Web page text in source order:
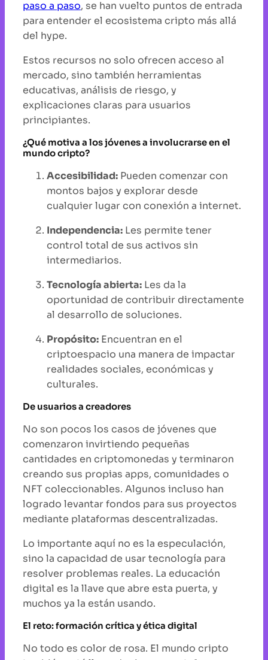
paso a paso, se han vuelto puntos de entrada
para entender el ecosistema cripto más allá
del hype.
Estos recursos no solo ofrecen acceso al
mercado, sino también herramientas
educativas, análisis de riesgo, y
explicaciones claras para usuarios
principiantes.
¿Qué motiva a los jóvenes a involucrarse en el
mundo cripto?
Accesibilidad: Pueden comenzar con
montos bajos y explorar desde
cualquier lugar con conexión a internet.
Independencia: Les permite tener
control total de sus activos sin
intermediarios.
Tecnología abierta: Les da la
oportunidad de contribuir directamente
al desarrollo de soluciones.
Propósito: Encuentran en el
criptoespacio una manera de impactar
realidades sociales, económicas y
culturales.
De usuarios a creadores
No son pocos los casos de jóvenes que
comenzaron invirtiendo pequeñas
cantidades en criptomonedas y terminaron
creando sus propias apps, comunidades o
NFT coleccionables. Algunos incluso han
logrado levantar fondos para sus proyectos
mediante plataformas descentralizadas.
Lo importante aquí no es la especulación,
sino la capacidad de usar tecnología para
resolver problemas reales. La educación
digital es la llave que abre esta puerta, y
muchos ya la están usando.
El reto: formación crítica y ética digital
No todo es color de rosa. El mundo cripto